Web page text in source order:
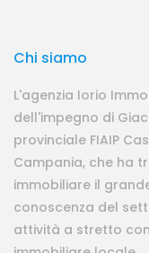
Chi siamo
L'agenzia Iorio
dell'impegno di
provinciale FIAIP
Campania, che ha
immobiliare il
conoscenza del
attività a stretto